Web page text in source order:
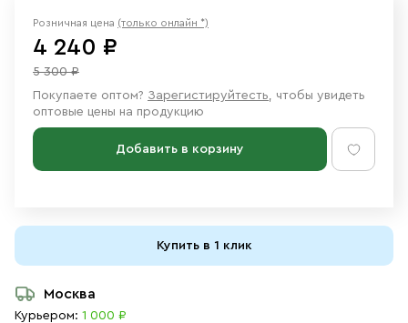
Розничная цена (только онлайн *)
4 240 ₽
5 300 ₽
Покупаете оптом? Зарегистируйтесть, чтобы увидеть
оптовые цены на продукцию
Добавить в корзину
Купить в 1 клик
Москва
Курьером: 1 000 ₽